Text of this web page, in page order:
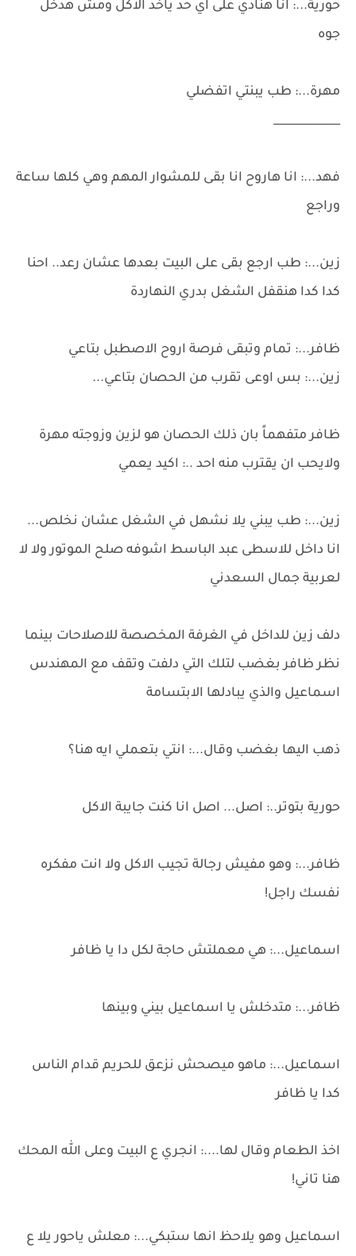
حورية...: انا هنادي على اي حد ياخد الاكل ومش هدخل
جوه
مهرة...: طب يبنتي اتفضلي
____________
فهد...: انا هاروح انا بقى للمشوار المهم وهي كلها ساعة
وراجع
زين...: طب ارجع بقى على البيت بعدها عشان رعد.. احنا
كدا كدا هنقفل الشغل بدري النهاردة
ظافر...: تمام وتبقى فرصة اروح الاصطبل بتاعي
زين...: بس اوعى تقرب من الحصان بتاعي...
ظافر متفهماً بان ذلك الحصان هو لزين وزوجته مهرة
ولايحب ان يقترب منه احد ..: اكيد يعمي
زين...: طب يبني يلا نشهل في الشغل عشان نخلص...
انا داخل للاسطى عبد الباسط اشوفه صلح الموتور ولا لا
لعربية جمال السعدني
دلف زين للداخل في الغرفة المخصصة للاصلاحات بينما
نظر ظافر بغضب لتلك التي دلفت وتقف مع المهندس
اسماعيل والذي يبادلها الابتسامة
ذهب اليها بغضب وقال...: انتي بتعملي ايه هنا؟
حورية بتوتر..: اصل... اصل انا كنت جايبة الاكل
ظافر...: وهو مفيش رجالة تجيب الاكل ولا انت مفكره
نفسك راجل!
اسماعيل...: هي معملتش حاجة لكل دا يا ظافر
ظافر...: متدخلش يا اسماعيل بيني وبينها
اسماعيل...: ماهو ميصحش نزعق للحريم قدام الناس
كدا يا ظافر
اخذ الطعام وقال لها....: انجري ع البيت وعلى الله المحك
هنا تاني!
اسماعيل وهو يلاحظ انها ستبكي...: معلش ياحور يلا ع